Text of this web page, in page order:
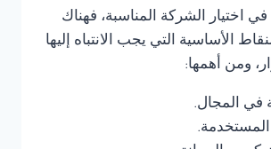
اختيار الشركة المناسبة، فهناك
الأساسية التي يجب الانتباه إليها
ومن أهمها:
في المجال.